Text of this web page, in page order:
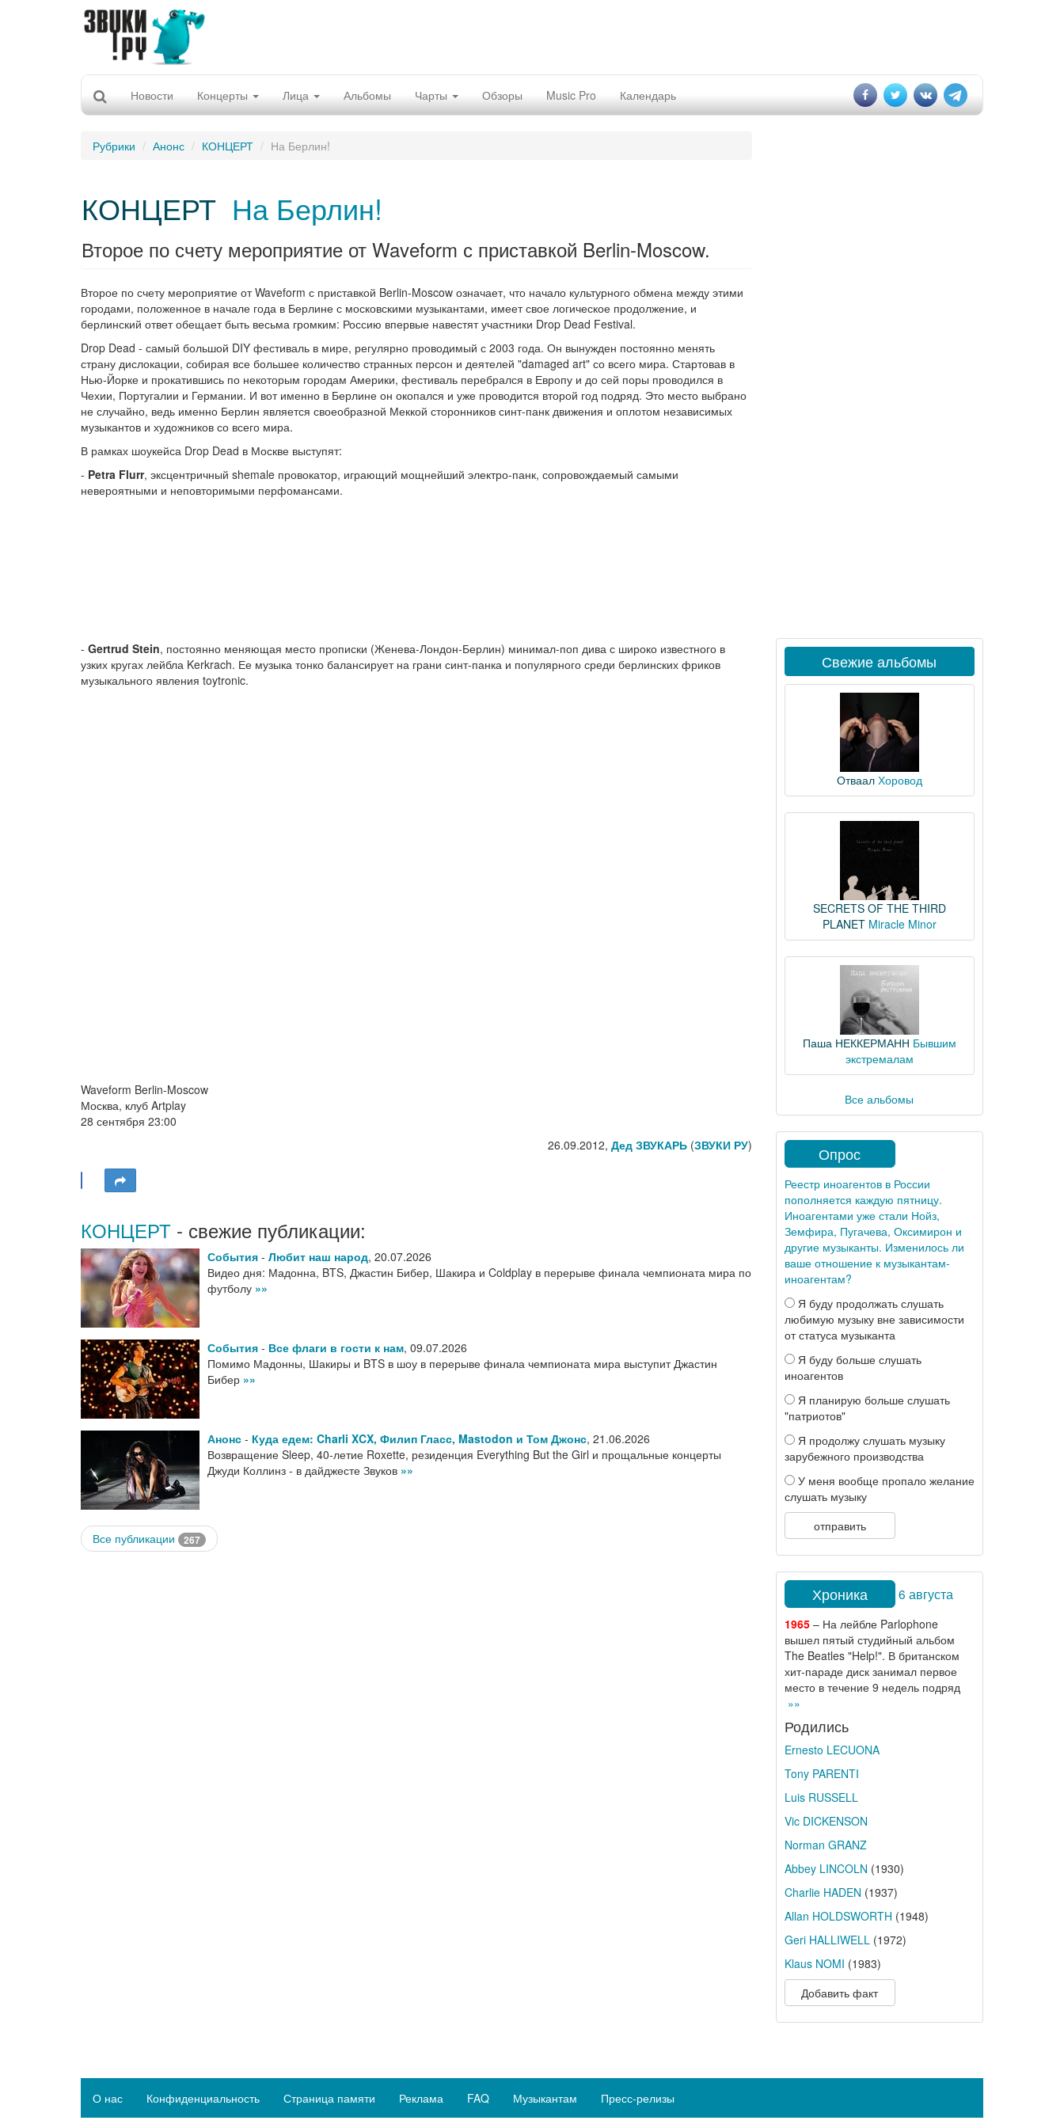
Новости Концерты Лица Альбомы Чарты Обзоры Music Pro Календарь
Рубрики Анонс КОНЦЕРТ На Берлин!
КОНЦЕРТ На Берлин!
Второе по счету мероприятие от Waveform с приставкой Berlin-Moscow.
Второе по счету мероприятие от Waveform с приставкой Berlin-Moscow означает, что начало культурного обмена между этими
городами, положенное в начале года в Берлине с московскими музыкантами, имеет свое логическое продолжение, и
берлинский ответ обещает быть весьма громким: Россию впервые навестят участники Drop Dead Festival.
Drop Dead - самый большой DIY фестиваль в мире, регулярно проводимый с 2003 года. Он вынужден постоянно менять
страну дислокации, собирая все большее количество странных персон и деятелей "damaged art" со всего мира. Стартовав в
Нью-Йорке и прокатившись по некоторым городам Америки, фестиваль перебрался в Европу и до сей поры проводился в
Чехии, Португалии и Германии. И вот именно в Берлине он окопался и уже проводится второй год подряд. Это место выбрано
не случайно, ведь именно Берлин является своеобразной Меккой сторонников синт-панк движения и оплотом независимых
музыкантов и художников со всего мира.
В рамках шоукейса Drop Dead в Москве выступят:
- Petra Flurr, эксцентричный shemale провокатор, играющий мощнейший электро-панк, сопровождаемый самыми
невероятными и неповторимыми перфомансами.
- Gertrud Stein, постоянно меняющая место прописки (Женева-Лондон-Берлин) минимал-поп дива с широко известного в
узких кругах лейбла Kerkrach. Ее музыка тонко балансирует на грани синт-панка и популярного среди берлинских фриков
музыкального явления toytronic.
Waveform Berlin-Moscow
Москва, клуб Artplay
28 сентября 23:00
26.09.2012, Дед ЗВУКАРЬ(ЗВУКИ РУ)
КОНЦЕРТ - свежие публикации:
События - Любит наш народ, 20.07.2026
Видео дня: Мадонна, BTS, Джастин Бибер, Шакира и Coldplay в перерыве финала чемпионата мира по
футболу »»
События - Все флаги в гости к нам, 09.07.2026
Помимо Мадонны, Шакиры и BTS в шоу в перерыве финала чемпионата мира выступит Джастин
Бибер »»
Анонс - Куда едем: Charli XCX, Филип Гласс, Mastodon и Том Джонс, 21.06.2026
Возвращение Sleep, 40-летие Roxette, резиденция Everything But the Girl и прощальные концерты
Джуди Коллинз - в дайджесте Звуков »»
Все публикации 267
Свежие альбомы
Отваал Хоровод
SECRETS OF THE THIRD
PLANET Miracle Minor
Паша НЕККЕРМАНН Бывшим
экстремалам
Все альбомы
Опрос
Реестр иноагентов в России
пополняется каждую пятницу.
Иноагентами уже стали Нойз,
Земфира, Пугачева, Оксимирон и
другие музыканты. Изменилось ли
ваше отношение к музыкантам-
иноагентам?
Я буду продолжать слушать
любимую музыку вне зависимости
от статуса музыканта
Я буду больше слушать
иноагентов
Я планирую больше слушать
"патриотов"
Я продолжу слушать музыку
зарубежного производства
У меня вообще пропало желание
слушать музыку
отправить
Хроника 6 августа
1965– На лейбле Parlophone
вышел пятый студийный альбом
The Beatles "Help!". В британском
хит-параде диск занимал первое
место в течение 9 недель подряд
»»
Родились
Ernesto LECUONA
Tony PARENTI
Luis RUSSELL
Vic DICKENSON
Norman GRANZ
Abbey LINCOLN (1930)
Charlie HADEN (1937)
Allan HOLDSWORTH (1948)
Geri HALLIWELL(1972)
Klaus NOMI (1983)
Добавить факт
О нас Конфиденциальность Страница памяти Реклама FAQ Музыкантам Пресс-релизы